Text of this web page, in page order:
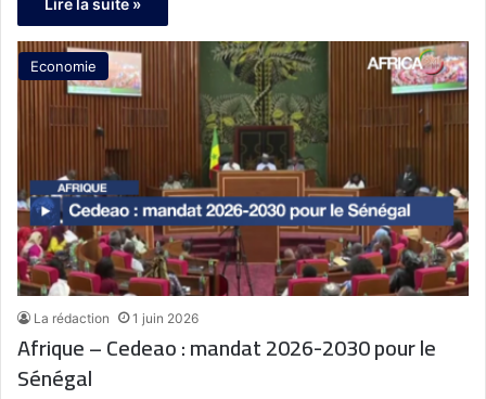
Lire la suite »
Economie
La rédaction 1 juin 2026
Afrique – Cedeao : mandat 2026-2030 pour le
Sénégal